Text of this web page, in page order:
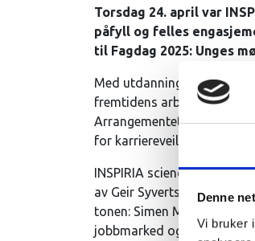
Denne
Vi bruker
Torsdag 24. april var
påfyll og felles
til Fagdag 2025: Unges
Med utdanning og arbeid
fremtidens arbeidsmarked
Arrangementet ble
for karriereveiledning i
INSPIRIA science center
av Geir Syvertsen og Tone
tonen: Simen Markussen,
jobbmarked og